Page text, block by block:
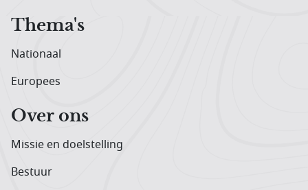
Thema's
Nationaal
Europees
Over ons
Missie en doelstelling
Bestuur